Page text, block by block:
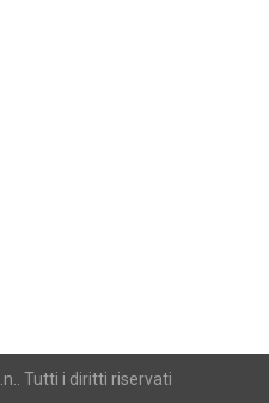
Tutti i diritti riservati